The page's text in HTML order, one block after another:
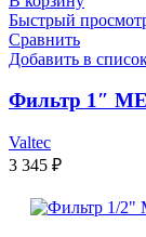
Быстрый
Сравнить
Добавить в
Фильтр 1″
Valtec
3 345 ₽